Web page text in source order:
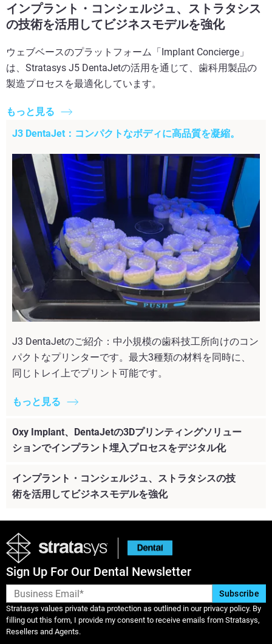
インプラント・コンシェルジュ、ストラタシス
の技術を活用してビジネスモデルを強化
ウェブベースのプラットフォーム「Implant Concierge」
は、Stratasys J5 DentaJetの活用を通じて、歯科用製品の
製造プロセスを最適化しています。
もっと見る
J3 DentaJet：コンパクトなボディに高品質を凝縮。
J3 DentaJetのご紹介：中小規模の歯科技工所向けのコン
パクトなプリンターです。最大3種類の材料を同時に、
同じトレイ上でプリント可能です。
もっと見る
Oxy Implant、DentaJetの3Dプリンティングソリュー
ションでインプラント埋入プロセスをデジタル化
インプラント・コンシェルジュ、ストラタシスの技
術を活用してビジネスモデルを強化
Sign Up For Our Dental Newsletter
Stratasys values private data protection as outlined in our privacy policy. By
filling out this form, I provide my consent to receive emails from Stratasys,
Resellers and Agents.